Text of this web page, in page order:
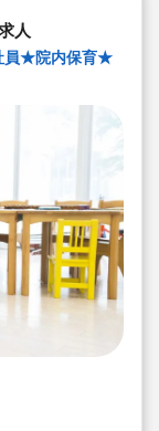
人
員★院内保育★